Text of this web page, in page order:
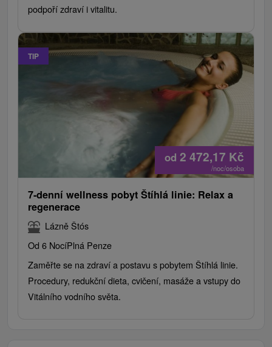
podpoří zdraví i vitalitu.
TIP
od 2 472,17 Kč
/noc/osoba
7-denní wellness pobyt Štíhlá linie: Relax a
regenerace
Lázně Štós
Od 6 NocíPlná Penze
Zaměřte se na zdraví a postavu s pobytem Štíhlá linie.
Procedury, redukční dieta, cvičení, masáže a vstupy do
Vitálního vodního světa.